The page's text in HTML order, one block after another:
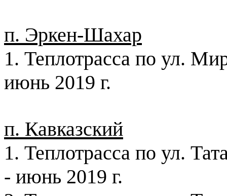
п. Эркен-Шахар
1. Теплотрасса по ул.
июнь 2019 г.
п. Кавказский
1. Теплотрасса по ул.
- июнь 2019 г.